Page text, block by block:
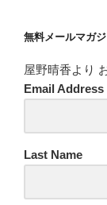
o
k
a
a
m
u
u
b
e
無料メールマガ
屋野晴香より
Email Address
Last Name